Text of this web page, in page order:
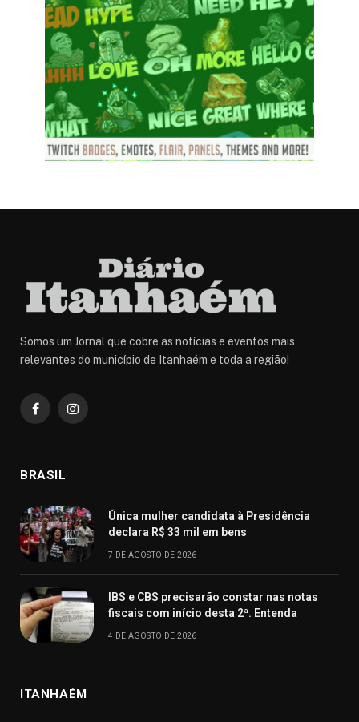
Somos um Jornal que cobre as notícias e eventos mais
relevantes do município de Itanhaém e toda a região!
FacebookInstagram
BRASIL
Única mulher candidata à Presidência
declara R$ 33 mil em bens
7 DE AGOSTO DE 2026
IBS e CBS precisarão constar nas notas
fiscais com início desta 2ª. Entenda
4 DE AGOSTO DE 2026
ITANHAÉM